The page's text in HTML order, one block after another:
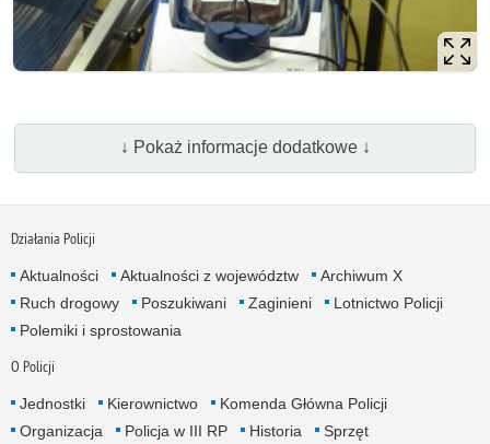
↓ Pokaż informacje dodatkowe ↓
Działania Policji
Aktualności Aktualności z województw
Archiwum X
Ruch drogowy
Poszukiwani Zaginieni
Lotnictwo Policji
Polemiki i sprostowania
O Policji
Jednostki Kierownictwo
Komenda Główna Policji
Organizacja
Policja w III RP Historia
Sprzęt